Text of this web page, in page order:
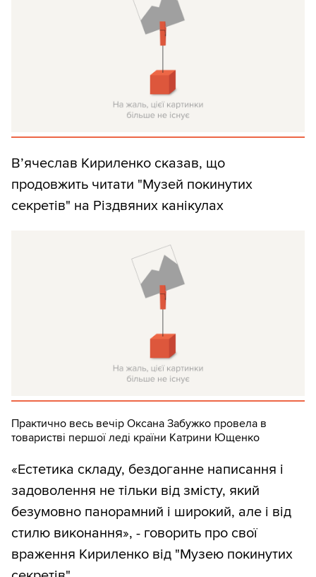
В’ячеслав Кириленко сказав, що
продовжить читати "Музей покинутих
секретів" на Різдвяних канікулах
Практично весь вечір Оксана Забужко провела в
товаристві першої леді країни Катрини Ющенко
«Естетика складу, бездоганне написання і
задоволення не тільки від змісту, який
безумовно панорамний і широкий, але і від
стилю виконання», - говорить про свої
враження Кириленко від "Музею покинутих